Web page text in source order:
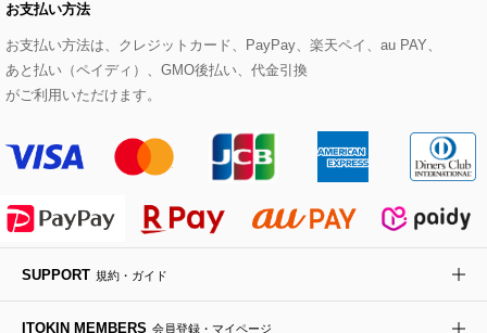
eur3
Maison de CINQ
MK MICHEL KLEIN BAG
HIROKO KOSHINO
その他のトップス
セットアップスカート
セットアップワンピース
モッズコート
ステンカラーコート
ライダースジャケット
デニムジャケット
ダウンジャケット・コート
帽子
ヘアアクセサリー
ハンカチ・バンダナ
手袋
チャーム・ストラップ
ブレスレット・バングル
ブローチ・コサージュ
ショルダーバッグ
ボストンバッグ
バックパック・リュック
ボディバッグ・メッセンジャーバッグ
トラベルバッグ
パンプス
スニーカー
フラットシューズ
ローファー
ドレスシューズ
すべてのアートフラワー
ローズ
カサブランカ・カラー
ラナンキュラス
ポプリアレンジ＆フレグランス
お支払い方法
お支払い方法は、クレジットカード、PayPay、楽天ペイ、au PAY、
あと払い（ペイディ）、GMO後払い、代金引換
がご利用いただけます。
SUPPORT 規約・ガイド
ITOKIN MEMBERS 会員登録・マイページ